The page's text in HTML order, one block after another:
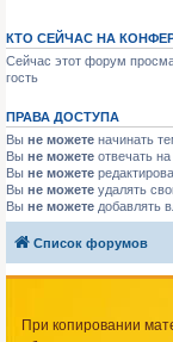
КТО СЕЙЧАС НА
Сейчас этот форум
гость
ПРАВА ДОСТУПА
Вы не можете начинать
Вы не можете отвечать
Вы не можете
Вы не можете удалять
Вы не можете добавлять
Список форумов
При копировании